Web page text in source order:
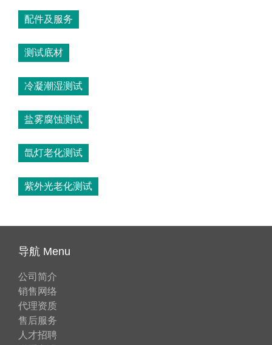
配件及服务
测试底材
冷凝潮湿测试
盐雾腐蚀测试
氙灯老化测试
紫外光老化测试
导航 Menu
公司简介
销售网络
代理资质
售后服务
人才招聘